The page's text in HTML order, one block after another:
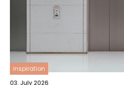
inspiration
03. July 2026